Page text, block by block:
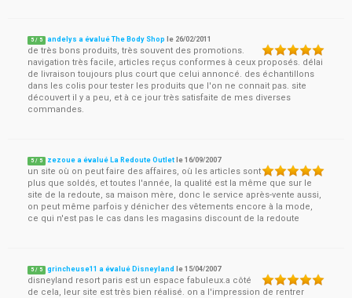
5 / 5 andelys a évalué The Body Shop le 26/02/2011
de très bons produits, très souvent des promotions.
navigation très facile, articles reçus conformes à ceux proposés. délai
de livraison toujours plus court que celui annoncé. des échantillons
dans les colis pour tester les produits que l'on ne connait pas. site
découvert il y a peu, et à ce jour très satisfaite de mes diverses
commandes.
5 / 5 zezoue a évalué La Redoute Outlet le16/09/2007
un site où on peut faire des affaires, où les articles sont
plus que soldés, et toutes l'année, la qualité est la même que sur le
site de la redoute, sa maison mère, donc le service après-vente aussi,
on peut même parfois y dénicher des vêtements encore à la mode,
ce qui n'est pas le cas dans les magasins discount de la redoute
5 / 5 grincheuse11 a évalué Disneyland le15/04/2007
disneyland resort paris est un espace fabuleux.a côté
de cela, leur site est très bien réalisé. on a l'impression de rentrer